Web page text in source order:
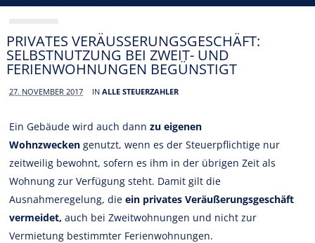
PRIVATES VERÄUSSERUNGSGESCHÄFT: S
ELBSTNUTZUNG BEI ZWEIT- UND F
ERIENWOHNUNGEN BEGÜNSTIGT
27. NOVEMBER 2017 INALLE STEUERZAHLER
Ein Gebäude wird auch dannzu eigenen
Wohnzwecken genutzt, wenn es der Steuerpflichtige nur
zeitweilig bewohnt, sofern es ihm in der übrigen Zeit als
Wohnung zur Verfügung steht. Damit gilt die
Ausnahmeregelung, dieein privates Veräußerungsgeschäft
vermeidet, auch bei Zweitwohnungen und nicht zur
Vermietung bestimmter Ferienwohnungen.